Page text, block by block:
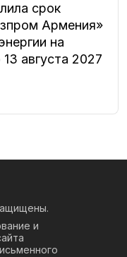
срок
Армения»
на
августа 2027
и